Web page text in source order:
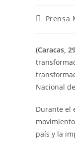
Prensa
(Caracas,
Nacional
Durante el
país y la